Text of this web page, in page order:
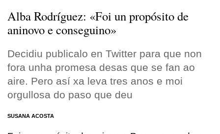
Alba Rodríguez: «Foi un propósito de
aninovo e conseguino»
Decidiu publicalo en Twitter para que non
fora unha promesa desas que se fan ao
aire. Pero así xa leva tres anos e moi
orgullosa do paso que deu
SUSANA ACOSTA